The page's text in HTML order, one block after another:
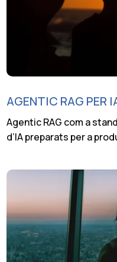
AGENTIC RAG PER
Agentic RAG com a
d’IA preparats per a